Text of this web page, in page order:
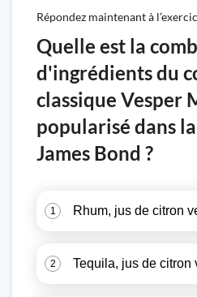
Répondez maintenant à
Quelle est la
d'ingrédients du
classique Vesper
popularisé dans
James Bond ?
1 Rhum, jus de citron
2 Tequila, jus de citron